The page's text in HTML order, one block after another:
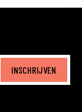
INSCHRIJVEN